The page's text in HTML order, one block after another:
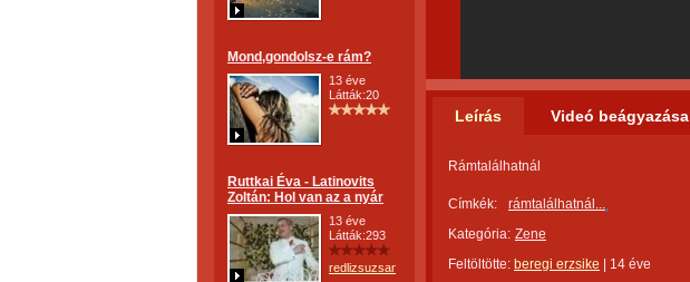
Mond,gondolsz-e rám?
13 éve
Látták:20
Ruttkai Éva - Latinovits
Zoltán: Hol van az a nyár
13 éve
Látták:293
redlizsuzsanna
Leírás Videó beágyazása
Rámtalálhatnál
Címkék:
rámtalálhatnál...
Kategória: Zene
Feltöltötte: beregi erzsike
14 éve